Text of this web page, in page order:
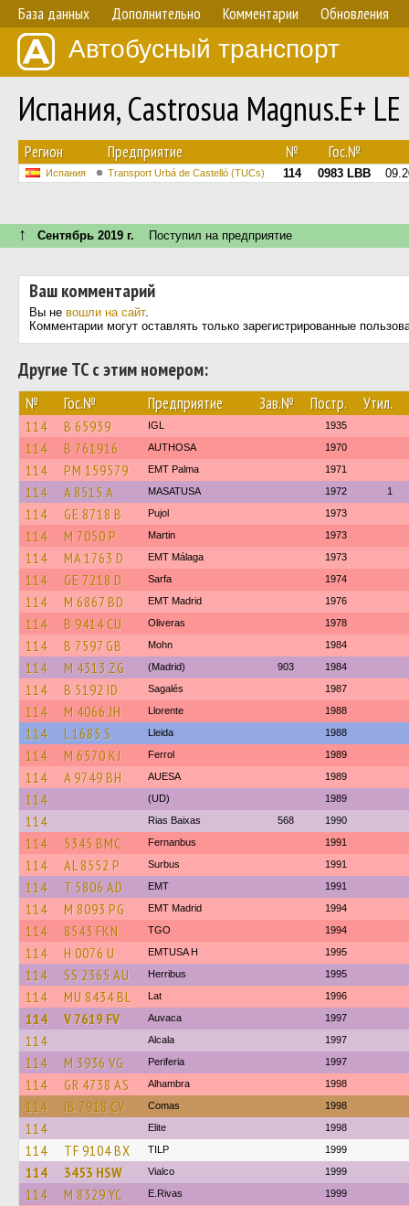
База данных Дополнительно Комментарии Обновления
Автобусный транспорт
Испания, Castrosua Magnus.E+
Регион Предприятие № Гос.№
Испания Transport Urbá de Castelló (TUCs) 114 0983 LBB
↑ Сентябрь 2019 г. Поступил на предприятие
Ваш комментарий
Вы не вошли на сайт.
Комментарии могут оставлять только зарегистрированные
Другие ТС с этим номером:
№ Гос.№ Предприятие Зав.№ Постр. Утил.
114 B 65939 IGL 1935
114 B 761916 AUTHOSA 1970
114 PM 159579 EMT Palma 1971
114 A 8515 A MASATUSA 1972 1
114 GE 8718 B Pujol 1973
114 M 7050 P Martin 1973
114 MA 1763 D EMT Málaga 1973
114 GE 7218 D Sarfa 1974
114 M 6867 BD EMT Madrid 1976
114 B 9414 CU Oliveras 1978
114 B 7597 GB Mohn 1984
114 M 4313 ZG (Madrid) 903 1984
114 B 5192 ID Sagalés 1987
114 M 4066 JH Llorente 1988
114 L 1685 S Lleida 1988
114 M 6570 KJ Ferrol 1989
114 A 9749 BH AUESA 1989
114 (UD) 1989
114 Rias Baixas 568 1990
114 5345 BMC Fernanbus 1991
114 AL 8552 P Surbus 1991
114 T 5806 AD EMT 1991
114 M 8093 PG EMT Madrid 1994
114 8543 FKN TGO 1994
114 H 0076 U EMTUSA H 1995
114 SS 2365 AU Herribus 1995
114 MU 8434 BL Lat 1996
114 V 7619 FV Auvaca 1997
114 Alcala 1997
114 M 3936 VG Periferia 1997
114 GR 4738 AS Alhambra 1998
114 IB 7918 CV Comas 1998
114 Elite 1998
114 TF 9104 BX TILP 1999
114 3453 HSW Vialco 1999
114 M 8329 YC E.Rivas 1999